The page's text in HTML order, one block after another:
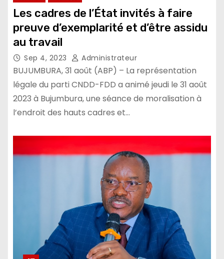
Les cadres de l’État invités à faire
preuve d’exemplarité et d’être assidu
au travail
Sep 4, 2023 Administrateur
BUJUMBURA, 31 août (ABP) – La représentation
légale du parti CNDD-FDD a animé jeudi le 31 août
2023 à Bujumbura, une séance de moralisation à
l’endroit des hauts cadres et…